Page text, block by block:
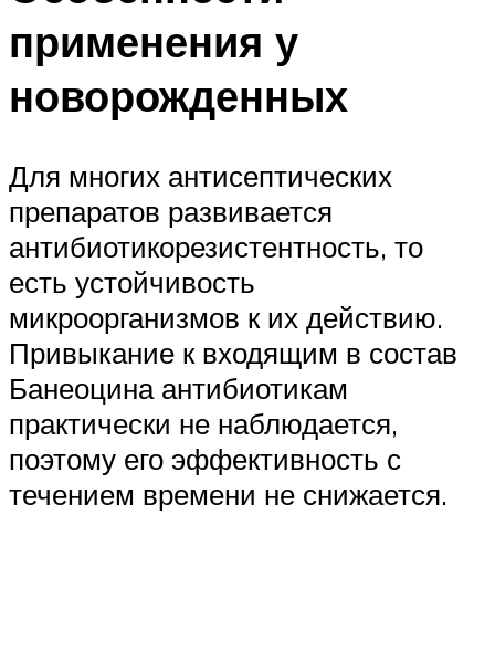
применения у
новорожденных
Для многих антисептических
препаратов развивается
антибиотикорезистентность, то
есть устойчивость
микроорганизмов к их действию.
Привыкание к входящим в состав
Банеоцина антибиотикам
практически не наблюдается,
поэтому его эффективность с
течением времени не снижается.